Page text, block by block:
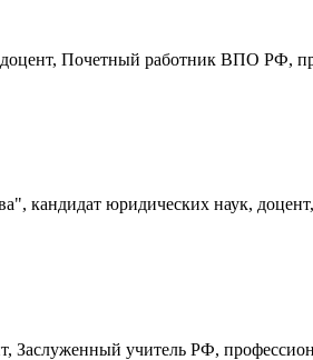
Почетный работник ВПО РФ,
юридических наук,
Заслуженный учитель РФ,